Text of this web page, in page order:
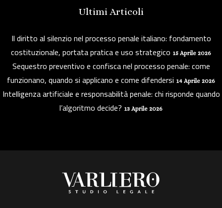
Ultimi Articoli
Il diritto al silenzio nel processo penale italiano: fondamento
costituzionale, portata pratica e uso strategico 15 Aprile 2026
Sequestro preventivo e confisca nel processo penale: come
funzionano, quando si applicano e come difendersi 14 Aprile 2026
Intelligenza artificiale e responsabilità penale: chi risponde quando
l’algoritmo decide? 13 Aprile 2026